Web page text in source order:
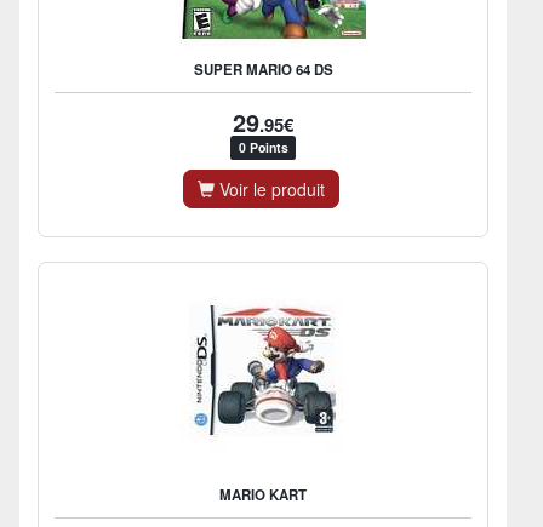
SUPER MARIO 64 DS
29.95€
0 Points
Voir le produit
MARIO KART